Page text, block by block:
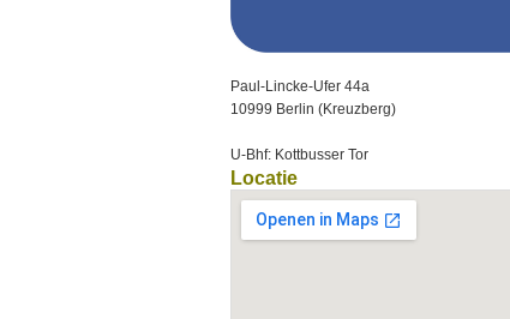
Paul-Lincke-Ufer 44a
10999 Berlin (Kreuzberg)
U-Bhf: Kottbusser Tor
Locatie